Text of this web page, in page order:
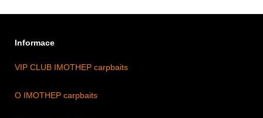
Informace
VIP CLUB IMOTHEP carpbaits
O IMOTHEP carpbaits